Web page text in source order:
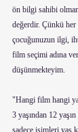
ön bilgi sahibi
değerdir. Çünkü
çocuğunuzun ilgi,
film seçimi adına
düşünmekteyim.
"Hangi film hangi
3 yaşından 12
sadece isimleri yaş